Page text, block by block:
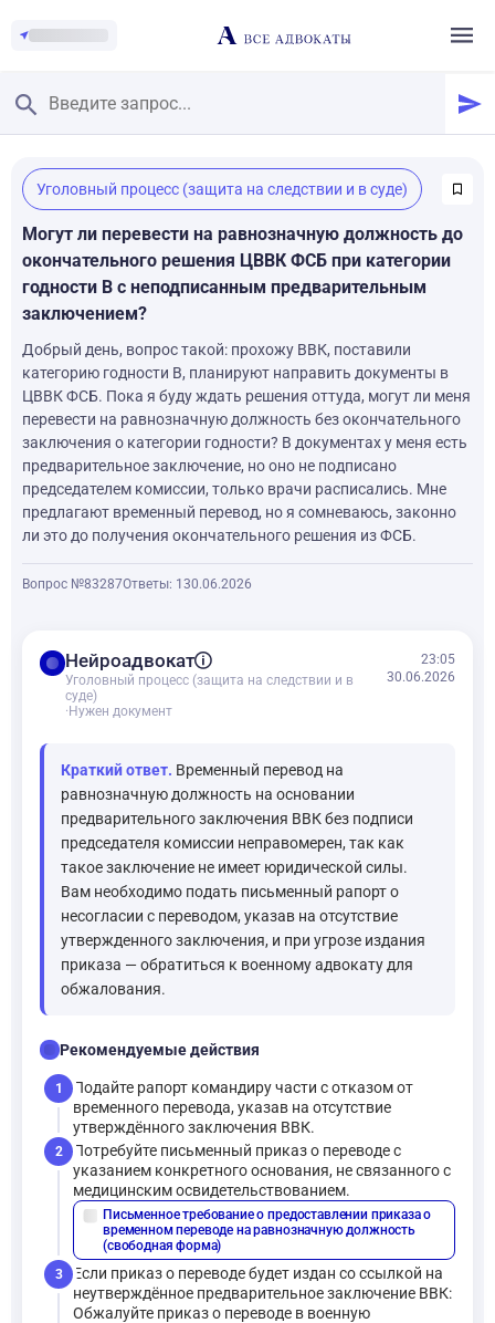
Главная
/
Смотреть заданные вопросы
/
Задать вопрос
Уголовный процесс (защита на следствии и в суде)
Могут ли перевести на равнозначную должность до
окончательного решения ЦВВК ФСБ при категории
годности В с неподписанным предварительным
заключением?
Добрый день, вопрос такой: прохожу ВВК, поставили
категорию годности В, планируют направить документы в
ЦВВК ФСБ. Пока я буду ждать решения оттуда, могут ли меня
перевести на равнозначную должность без окончательного
заключения о категории годности? В документах у меня есть
предварительное заключение, но оно не подписано
председателем комиссии, только врачи расписались. Мне
предлагают временный перевод, но я сомневаюсь, законно
ли это до получения окончательного решения из ФСБ.
Вопрос №83287Ответы: 1 30.06.2026
balanceНейроадвокат
Уголовный процесс (защита на следствии и в
суде)
· Нужен документ
23:05
30.06.2026
Краткий ответ. Временный перевод на
равнозначную должность на основании
предварительного заключения ВВК без подписи
председателя комиссии неправомерен, так как
такое заключение не имеет юридической силы.
Вам необходимо подать письменный рапорт о
несогласии с переводом, указав на отсутствие
утвержденного заключения, и при угрозе издания
приказа — обратиться к военному адвокату для
обжалования.
checklistРекомендуемые действия
1
Подайте рапорт командиру части с отказом от
временного перевода, указав на отсутствие
утверждённого заключения ВВК.
2
Потребуйте письменный приказ о переводе с
указанием конкретного основания, не связанного с
медицинским освидетельствованием.
Письменное требование о предоставлении приказа о
временном переводе на равнозначную должность
(свободная форма)
3
Если приказ о переводе будет издан со ссылкой на
неутверждённое предварительное заключение ВВК:
Обжалуйте приказ о переводе в военную